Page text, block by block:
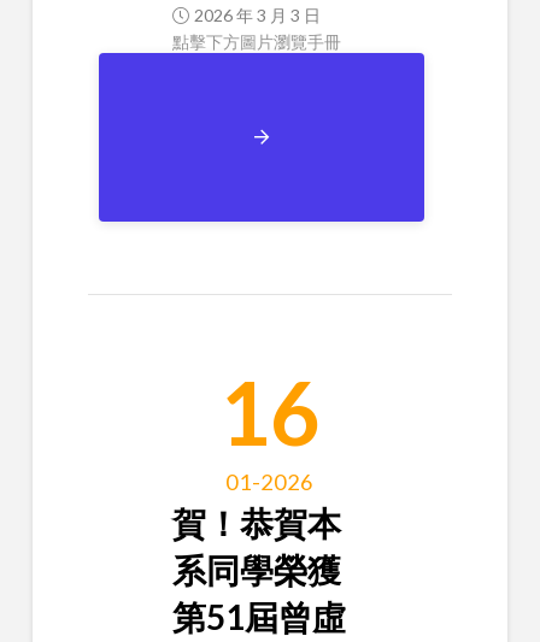
2026 年 3 月 3 日
點擊下方圖片瀏覽手冊
16
01-2026
賀！恭賀本
系同學榮獲
第51屆曾虛